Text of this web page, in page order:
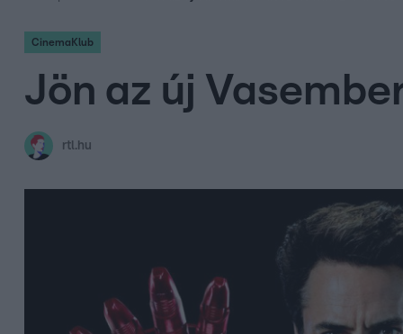
CinemaKlub
Jön az új
rtl.hu